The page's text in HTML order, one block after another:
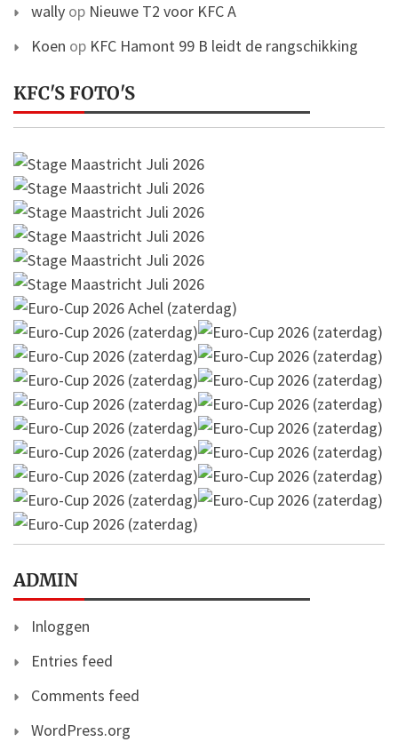
wally op Nieuwe T2 voor KFC A
Koen op KFC Hamont 99 B leidt de rangschikking
KFC'S FOTO'S
ADMIN
Inloggen
Entries feed
Comments feed
WordPress.org